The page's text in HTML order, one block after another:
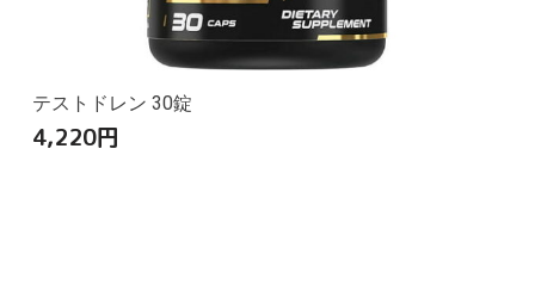
テストドレン 30錠
4,220円